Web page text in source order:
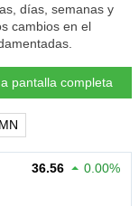
días, semanas y
cambios en el
pantalla completa
MN
36.56 0.00%